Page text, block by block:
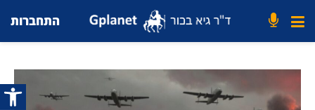
פתח
התחברות